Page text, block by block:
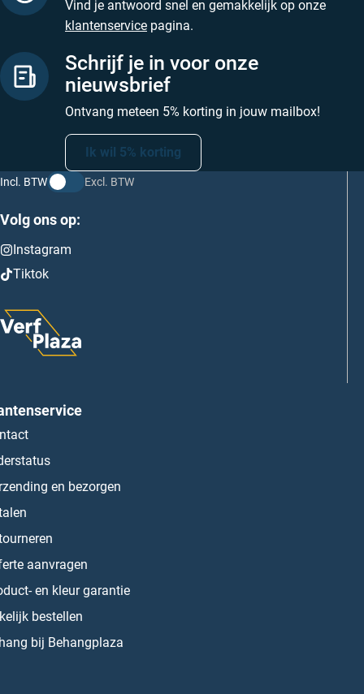
Vind je antwoord snel en gemakkelijk op onze
klantenservice pagina.
Schrijf je in voor onze
nieuwsbrief
Ontvang meteen 5% korting in jouw mailbox!
Ik wil 5% korting
Incl. BTW Excl. BTW
Volg ons op:
Instagram
Tiktok
en bezorgen
aanvragen
en kleur garantie
bestellen
bij Behangplaza